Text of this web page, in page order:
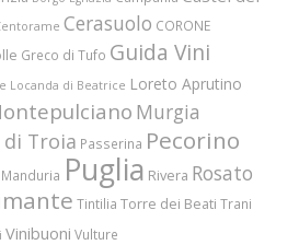
Cerasuolo CORONE
Greco di Tufo Guida Vini
Locanda di Beatrice Loreto Aprutino
Murgia
Troia Passerina Pecorino
Puglia Rivera Rosato
Tintilia Torre dei Beati Trani
Vinibuoni Vulture